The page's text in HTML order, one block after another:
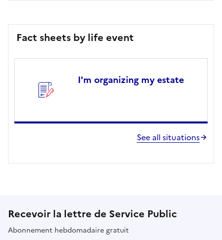
Fact sheets by life event
I'm organizing my estate
See all situations
Recevoir la lettre de Service Public
Abonnement hebdomadaire gratuit